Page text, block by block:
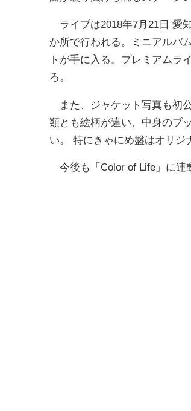
ライブは2018年7月21日 愛
か所で行われる。ミニアルバ
トが手に入る。プレミアムラ
ろ。
また、ジャケット写真も初
類とも絵柄が違い、中身のブ
い。 特にきゃにめ盤はオリジ
今後も「Color of Life」に連